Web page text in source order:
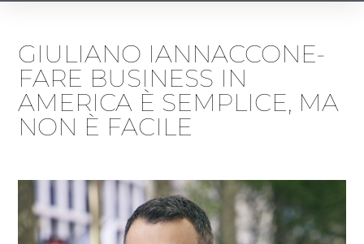
GIULIANO IANNACCONE-
FARE BUSINESS IN
AMERICA È SEMPLICE, MA
NON È FACILE